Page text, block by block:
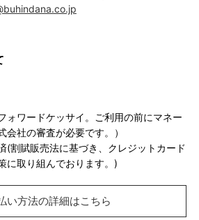
ォワードケッサイ。ご利用の前にマネー
会社の審査が必要です。）
(割賦販売法に基づき、クレジットカード
に取り組んでおります。)
い方法の詳細はこちら